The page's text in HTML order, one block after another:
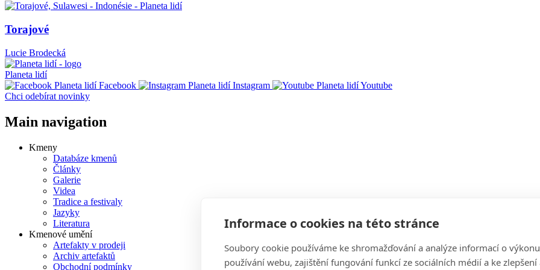
Torajové
Lucie Brodecká
Planeta lidí
Facebook
Instagram
Youtube
Chci odebírat novinky
Main navigation
Kmeny
Databáze kmenů
Články
Galerie
Videa
Tradice a festivaly
Jazyky
Literatura
Kmenové umění
Artefakty v prodeji
Archiv artefaktů
Obchodní podmínky
Informace o cookies na této stránce
Soubory cookie používáme ke shromažďování a analýze informací o
používání webu, zajištění fungování funkcí ze sociálních médií a ke zlepšení